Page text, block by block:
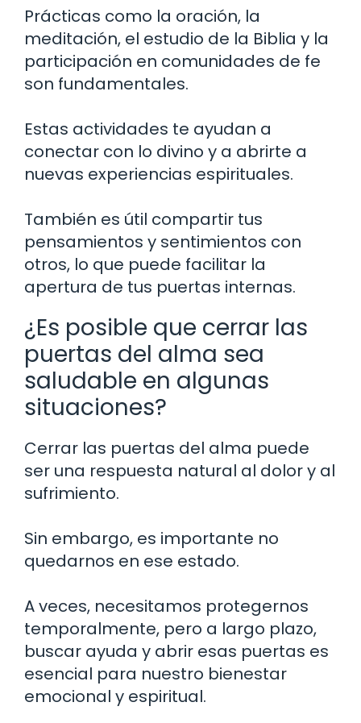
Prácticas como la oración, la
meditación, el estudio de la Biblia y la
participación en comunidades de fe
son fundamentales.
Estas actividades te ayudan a
conectar con lo divino y a abrirte a
nuevas experiencias espirituales.
También es útil compartir tus
pensamientos y sentimientos con
otros, lo que puede facilitar la
apertura de tus puertas internas.
¿Es posible que cerrar las
puertas del alma sea
saludable en algunas
situaciones?
Cerrar las puertas del alma puede
ser una respuesta natural al dolor y al
sufrimiento.
Sin embargo, es importante no
quedarnos en ese estado.
A veces, necesitamos protegernos
temporalmente, pero a largo plazo,
buscar ayuda y abrir esas puertas es
esencial para nuestro bienestar
emocional y espiritual.